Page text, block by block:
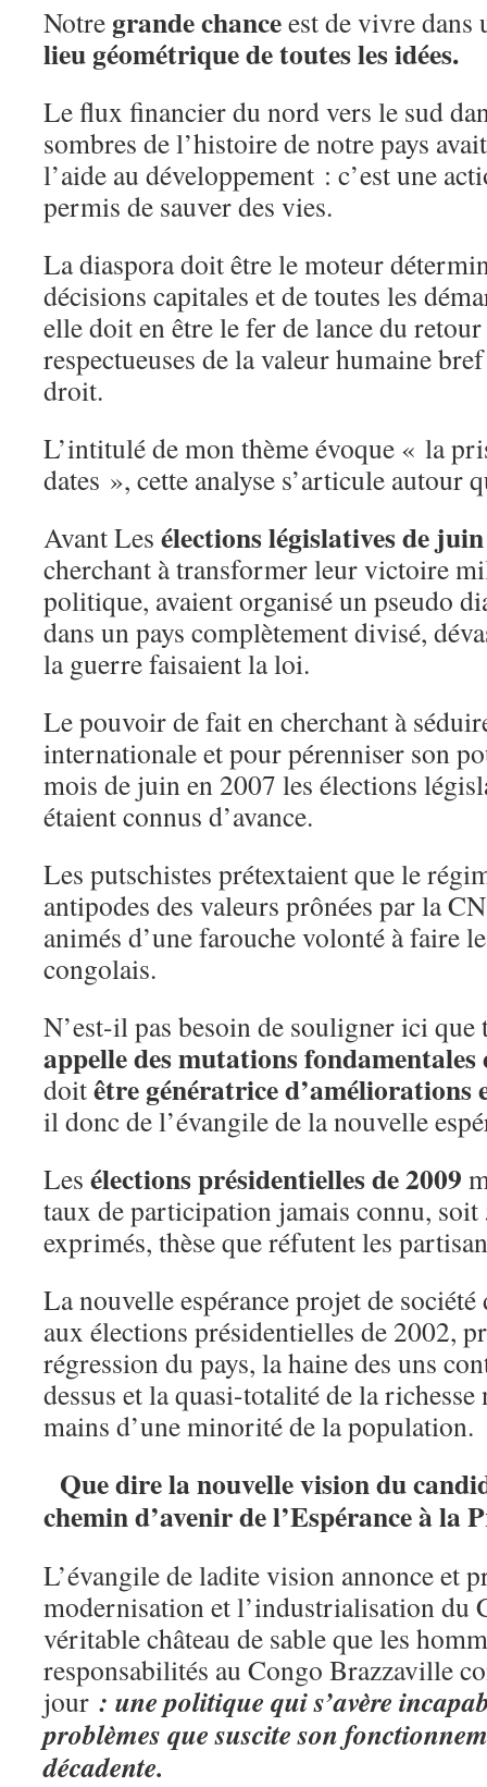
Notre grande chanceest de vivre dans
lieu géométrique de toutes les idées.
Le flux financier du nord vers le sud
sombres de l’histoire de notre pays
l’aide au développement : c’est une
permis de sauver des vies.
La diaspora doit être le moteur
décisions capitales et de toutes les
elle doit en être le fer de lance du
respectueuses de la valeur humaine
droit.
L’intitulé de mon thème évoque « la
dates », cette analyse s’articule autour
Avant Les élections législatives de
cherchant à transformer leur victoire
politique, avaient organisé un pseudo
dans un pays complètement divisé,
la guerre faisaient la loi.
Le pouvoir de fait en cherchant à
internationale et pour pérenniser son
mois de juin en 2007 les élections
étaient connus d’avance.
Les putschistes prétextaient que le
antipodes des valeurs prônées par la
animés d’une farouche volonté à faire
congolais.
N’est-il pas besoin de souligner ici
appelle des mutations fondamentales
doitêtre génératrice d’améliorations
il donc de l’évangile de la nouvelle
Les élections présidentielles de 2009
taux de participation jamais connu, soit
exprimés, thèse que réfutent les
La nouvelle espérance projet de société
aux élections présidentielles de 2002,
régression du pays, la haine des uns
dessus et la quasi-totalité de la
mains d’une minorité de la population.
Que dire la nouvelle vision du
chemin d’avenir de l’Espérance à la
L’évangile de ladite vision annonce et
modernisation et l’industrialisation du
véritable château de sable que les
responsabilités au Congo Brazzaville
jour : une politique qui s’avère
problèmes que suscite son
décadente.